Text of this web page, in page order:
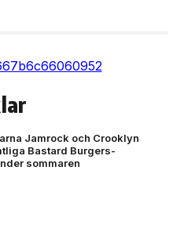
Jamrock och Crooklyn
Bastard Burgers-
sommaren